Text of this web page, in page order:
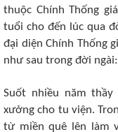
thuộc Chính Thống
tuổi cho đến lúc qua
đại diện Chính Thống
như sau trong đời ngài:
Suốt nhiều năm thầy
xưởng cho tu viện.
từ miền quê lên làm